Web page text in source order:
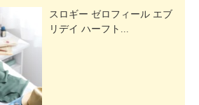
スロギー ゼロフィール エブ
リデイ ハーフト...